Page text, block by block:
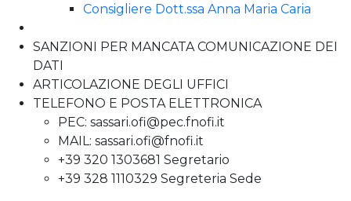
Consigliere Dott.ssa Anna Maria Caria
SANZIONI PER MANCATA COMUNICAZIONE DEI
DATI
ARTICOLAZIONE DEGLI UFFICI
TELEFONO E POSTA ELETTRONICA
PEC: sassari.ofi@pec.fnofi.it
MAIL: sassari.ofi@fnofi.it
+39 320 1303681 Segretario
+39 328 1110329 Segreteria Sede